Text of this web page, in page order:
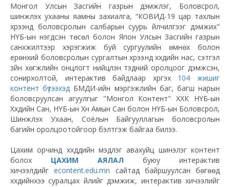
Монгол Улсын Засгийн газрын дэмжлэг, Боловсрол,
шинжлэх ухааны яамны захиалга, “КОВИД-19 цар тахлын
хүрээнд боловсролын салбарын суурь үйлчилгээг дэмжих"
НҮБ-ын нэгдсэн төсөл болон Япон Улсын Засгийн газрын
санхүүжилтээр хэрэгжиж буй сургуулийн өмнөх болон
ерөнхий боловсролын сургалтын хүрээнд хүүхдийн нас, сэтгэл
зүйн хөгжлийн онцлогт нийцүүлэн тэдний оролцоог дэмжсэн,
сонирхолтой, интерактив байдлаар хүргэх 104 жишиг
контент бүтээхэд БМДИ-ийн мэргэжлийн баг, багш нарын
боловсруулсан агуулгыг "Монгол Контент" ХХК НҮБ-ын
Хүүхдийн Сан, НҮБ-ын Хүн Амын Сан болон НҮБ-ын Боловсрол,
Шинжлэх Ухаан, Соёлын Байгууллагын боловсролын
багийн оролцоотойгоор бэлтгэж байгаа билээ.
Цахим орчинд хүүхдүүдийн мэдлэг авахуйц шинэлэг контент
болох ЦАХИМ АЯЛАЛ буюу интерактив
хичээлүүдийгecontent.edu.mn сайтад байршуулсан бөгөөд
хүүхдийнхээ суралцах үйлийг дэмжиж, интерактив хичээлийг